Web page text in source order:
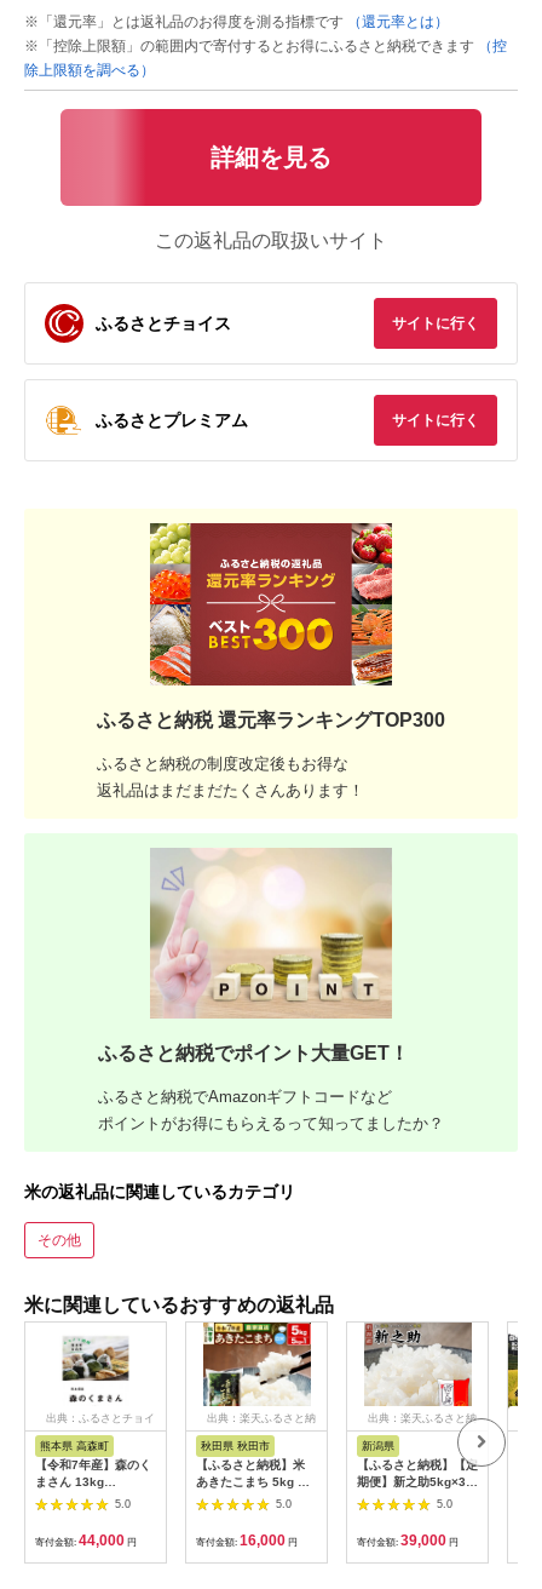
※「還元率」とは返礼品のお得度を測る指標です
（還元率とは）
※「控除上限額」の範囲内で寄付するとお得にふるさと納税できます
（控
除上限額を調べる）
詳細を見る
この返礼品の取扱いサイト
ふるさとチョイス サイトに行く
ふるさとプレミアム サイトに行く
ふるさと納税 還元率ランキングTOP300
ふるさと納税の制度改定後もお得な
返礼品はまだまだたくさんあります！
ふるさと納税でポイント大量GET！
ふるさと納税でAmazonギフトコードなど
ポイントがお得にもらえるって知ってましたか？
米の返礼品に関連しているカテゴリ
その他
米に関連しているおすすめの返礼品
出典：ふるさとチョイ
熊本県 高森町
【令和7年産】森のく
まさん 13kg
(6.5kg×2袋) 【2025
年10月上旬より順次
発送開始】 ブレンド
米 お米 白米 米 おす
すめ 人気 ランキング
5.0
寄付金額: 44,000 円
出典：楽天ふるさと納
秋田県 秋田市
【ふるさと納税】米
あきたこまち 5kg 令
和7年産 白米 田口商
店 農家直送 秋田県産
[米 あきたこまち 白米
秋田県産]
5.0
寄付金額: 16,000 円
出典：楽天ふるさと納
新潟県
【ふるさと納税】【定
期便】新之助5kg×3ヶ
月連続お届け 米 お
米 新潟 新潟県 | お
米 こめ 白米 食品 人
気 おすすめ 送料無料
5.0
寄付金額: 39,000 円